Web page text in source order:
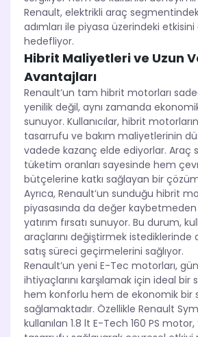
Renault, elektrikli araç
adımları ile piyasa üzerindeki etkisini
hedefliyor.
Hibrit Maliyetleri ve Uzun
Avantajları
Renault’un tam hibrit motorları
yenilik değil, aynı zamanda
sunuyor. Kullanıcılar, hibrit motorların
tasarrufu ve bakım maliyetlerinin
vadede kazanç elde ediyorlar. Araç
tüketim oranları sayesinde hem
bütçelerine katkı sağlayan bir
Ayrıca, Renault’un sunduğu hibrit
piyasasında da değer
yatırım fırsatı sunuyor. Bu durum,
araçlarını değiştirmek istediklerinde
satış süreci geçirmelerini sağlıyor.
Renault’un yeni E-Tec motorları,
ihtiyaçlarını karşılamak için ideal bir
hem konforlu hem de ekonomik bir
sağlamaktadır. Özellikle Renault
kullanılan 1.8 lt E-Tech 160 PS motor,